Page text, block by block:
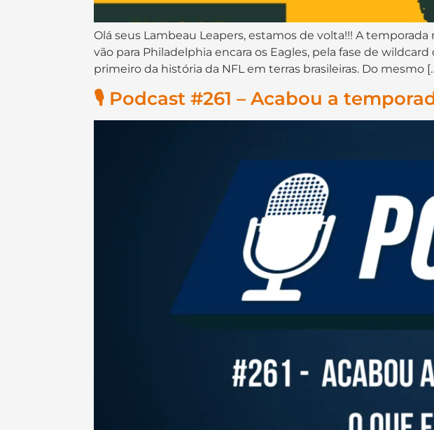
Olá seus Lambeau Leapers, estamos de volta!!! A
vão para Philadelphia encara os Eagles, pela fase de
primeiro da história da NFL em terras brasileiras. Do mesmo
🎙️ Podcast #261 – Acabou a